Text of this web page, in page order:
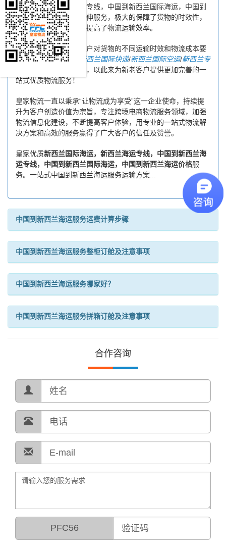
线，中国到新西兰海运专线，中国到新西兰国际海运，中国到
新西兰海运价格相关延伸服务，极大的保障了货物的时效性，
缩短了货物海运时间，提高了物流运输效率。
同时，为了方便广大客户对货物的不同运输时效和物流成本要
求，皇家物流特推出
新西兰国际快递/新西兰国际空运/新西兰专
等多种运输方式，以此来为新老客户提供更加完善的一
站式优质物流服务！
皇家物流一直以秉承“让物流成为享受”这一企业使命，持续提
升为客户创造价值为宗旨，专注跨境电商物流服务领域，加强
物流信息化建设，不断提高客户体验，用专业的一站式物流解
决方案和高效的服务赢得了广大客户的信任及赞誉。
皇家优质新西兰国际海运，新西兰海运专线，中国到新西兰海
运专线，中国到新西兰国际海运，中国到新西兰海运价格服
务。一站式中国到新西兰海运服务运输方案...
中国到新西兰海运服务运费计算步骤
中国到新西兰海运服务整柜订舱及注意事项
中国到新西兰海运服务哪家好？
中国到新西兰海运服务拼箱订舱及注意事项
合作咨询
PFC56